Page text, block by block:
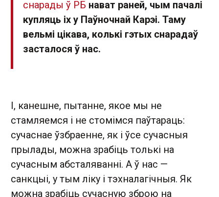
снарады ў РБ нават раней, чым пачалі
купляць іх у Паўночнай Карэі. Таму
вельмі цікава, колькі гэтых снарадаў
засталося ў нас.
І, канешне, пытанне, якое мы не
стамляемся і не стомімся паўтараць:
сучаснае ўзбраенне, як і ўсе сучасныя
прылады, можна зрабіць толькі на
сучасным абсталяванні. А ў нас —
санкцыі, у тым ліку і тэхналагічныя. Як
можна зрабіць сучасную зброю на